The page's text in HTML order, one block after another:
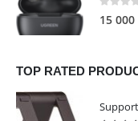
0 out of
15 000
TOP RATED